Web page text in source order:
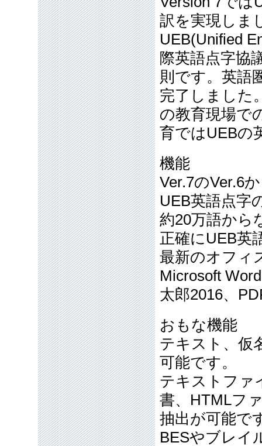
訳を実現しま
UEB(Unified
際英語点字協
則です。英語
完了しました
の教育現場で
育ではUEBの
機能
Ver.7のVer.6
UEB英語点字
約20万語から
正確にUEB英
最新のオフィ
Microsoft
太郎2016、
おもな機能
テキスト、仮
可能です。
テキストファ
書、HTMLフ
抽出が可能で
BESやブレイ